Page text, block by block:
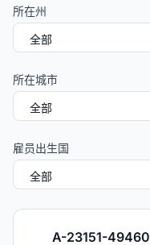
所在州
所在城市
雇员出生国
A-23151-49460